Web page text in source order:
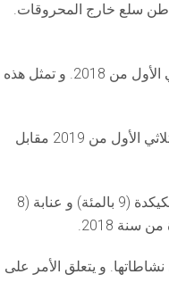
وفيما يتعلق بالمحروقات، فقد بلغت، حسب سيربور، 19 مليون طن بارتفاع 6 بالمئة مقارنة مع الثلاثي الأول من 2018. و تمثل هذه
من جهة أخرى، بلغت حركة الحاويات، في الاستيراد و التصدير، 523.186 معادل عشرين قدم خلال الثلاثي الأول من 2019 مقابل
وتمت هذه الحركة أساسا في موانئ العاصمة (42 بالمئة) و وهران (16 بالمئة) و بجاية (11 بالمئة) و سكيكدة (9 بالمئة) و عنابة (8
و يتعلق الأمر على